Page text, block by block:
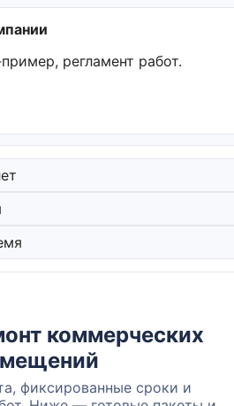
регламент работ.
коммерческих
фиксированные сроки и